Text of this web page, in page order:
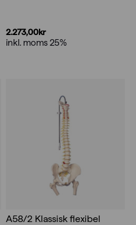
2.273,00kr
inkl. moms 25%
A58/2 Klassisk flexibel